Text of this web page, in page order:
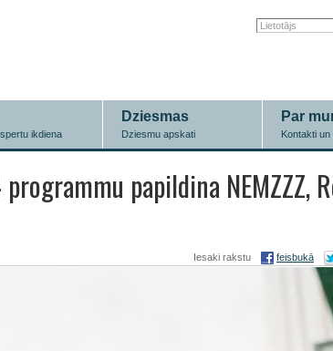
ikdiena
Dziesmas
Dziesmu apskati
Par
Kontakti
papildina NEMZZZ,
Iesaki rakstu feisbukā